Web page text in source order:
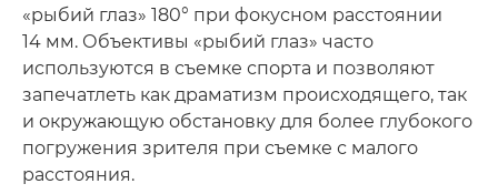
«рыбий глаз» 180° при фокусном расстоянии
14 мм. Объективы «рыбий глаз» часто
используются в съемке спорта и позволяют
запечатлеть как драматизм происходящего, так
и окружающую обстановку для более глубокого
погружения зрителя при съемке с малого
расстояния.